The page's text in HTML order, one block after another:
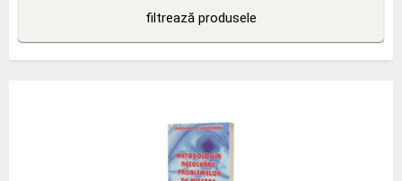
filtrează produsele